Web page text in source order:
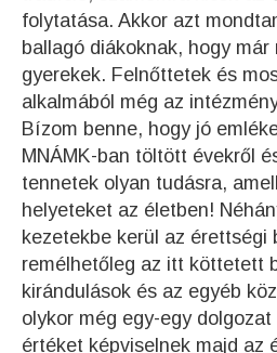
folytatása. Akkor azt
ballagó diákoknak, hogy már
gyerekek. Felnőttetek és
alkalmából még az
Bízom benne, hogy jó
MNÁMK-ban töltött évekről
tennetek olyan tudásra,
helyeteket az életben!
kezetekbe kerül az érettségi
remélhetőleg az itt köttetett
kirándulások és az egyéb
olykor még egy-egy
értéket képviselnek majd az